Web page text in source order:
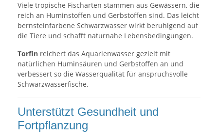
Viele tropische Fischarten stammen aus Gewässern, die
reich an Huminstoffen und Gerbstoffen sind. Das leicht
bernsteinfarbene Schwarzwasser wirkt beruhigend auf
die Tiere und schafft naturnahe Lebensbedingungen.
Torfin reichert das Aquarienwasser gezielt mit
natürlichen Huminsäuren und Gerbstoffen an und
verbessert so die Wasserqualität für anspruchsvolle
Schwarzwasserfische.
Unterstützt Gesundheit und
Fortpflanzung